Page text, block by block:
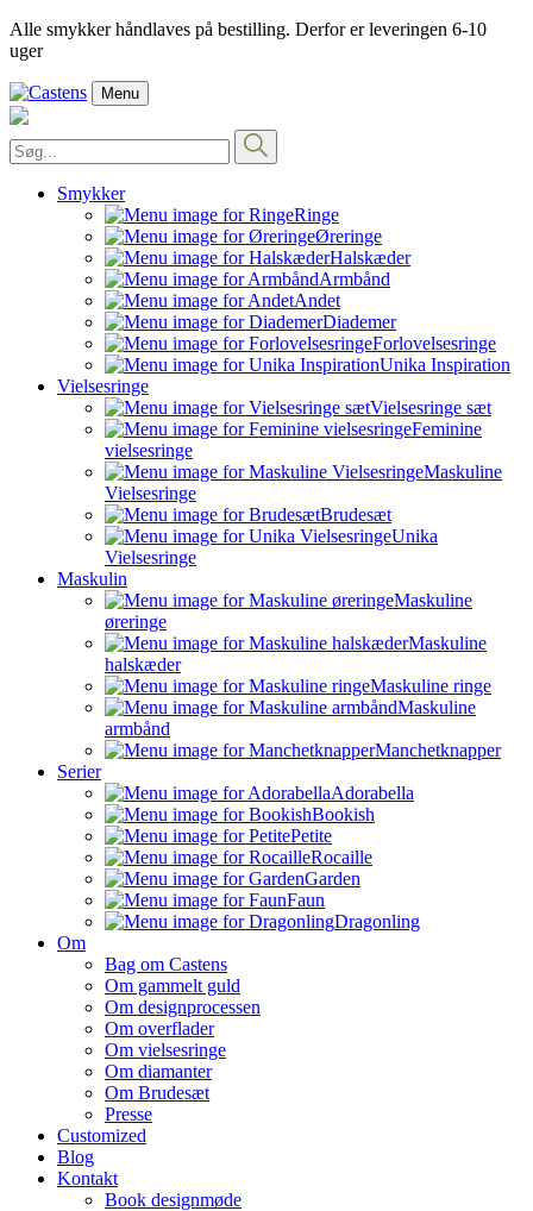
Alle smykker håndlaves på bestilling. Derfor er leveringen 6-10
uger
Menu
Smykker
Ringe
Øreringe
Halskæder
Armbånd
Andet
Diademer
Forlovelsesringe
Unika Inspiration
Vielsesringe
Vielsesringe sæt
Feminine
vielsesringe
Maskuline
Vielsesringe
Brudesæt
Unika
Vielsesringe
Maskulin
Maskuline
øreringe
Maskuline
halskæder
Maskuline ringe
Maskuline
armbånd
Manchetknapper
Serier
Adorabella
Bookish
Petite
Rocaille
Garden
Faun
Dragonling
Om
Bag om Castens
Om gammelt guld
Om designprocessen
Om overflader
Om vielsesringe
Om diamanter
Om Brudesæt
Presse
Customized
Blog
Kontakt
Book designmøde